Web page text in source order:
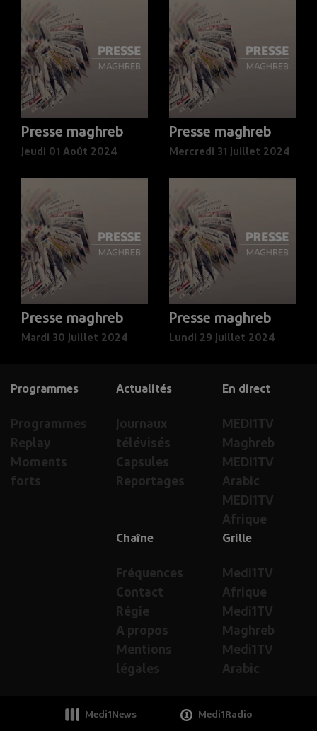
Presse maghreb
Jeudi 01 Août 2024
Presse maghreb
Mercredi 31 Juillet 2024
Presse maghreb
Mardi 30 Juillet 2024
Presse maghreb
Lundi 29 Juillet 2024
En direct
MEDI1TV
Maghreb
MEDI1TV
Arabic
MEDI1TV
Afrique
Actualités
Journaux
télévisés
Capsules
Reportages
Programmes
Programmes
Replay
Moments
forts
Grille
Medi1TV
Afrique
Medi1TV
Maghreb
Medi1TV
Arabic
Chaîne
Fréquences
Contact
Régie
A propos
Mentions
légales
Medi1News Medi1Radio